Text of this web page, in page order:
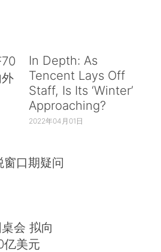
In Depth: As
Tencent Lays Off
Staff, Is Its ‘Winter’
Approaching?
2022年04月01日
口期疑问
会 拟向
亿美元